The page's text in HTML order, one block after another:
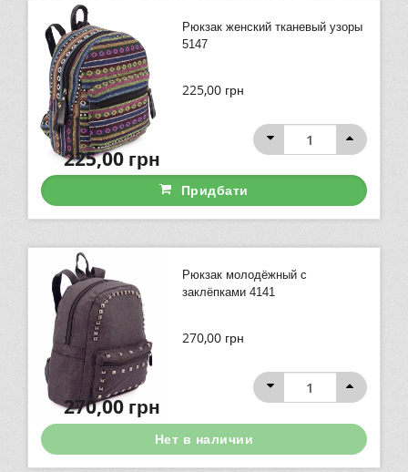
Рюкзак женский тканевый узоры
5147
225,00 грн
225,00грн
Придбати
Рюкзак молодёжный с
заклёпками 4141
270,00 грн
270,00грн
Нет в наличии